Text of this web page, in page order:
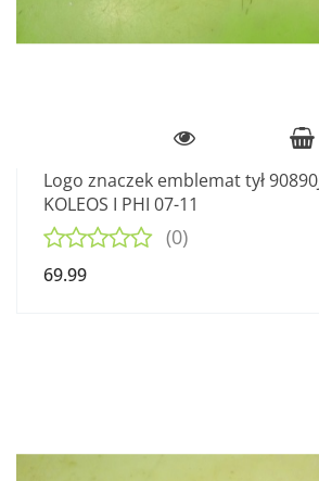
Logo znaczek emblemat tył
KOLEOS I PHI 07-11
(0)
69.99